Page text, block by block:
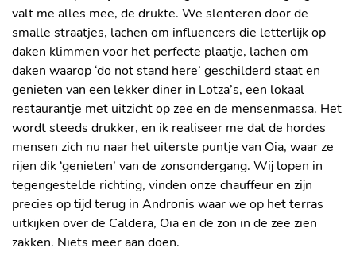
valt me alles mee, de drukte. We slenteren door de
smalle straatjes, lachen om influencers die letterlijk op
daken klimmen voor het perfecte plaatje, lachen om
daken waarop ‘do not stand here’ geschilderd staat en
genieten van een lekker diner in Lotza’s, een lokaal
restaurantje met uitzicht op zee en de mensenmassa. Het
wordt steeds drukker, en ik realiseer me dat de hordes
mensen zich nu naar het uiterste puntje van Oia, waar ze
rijen dik ‘genieten’ van de zonsondergang. Wij lopen in
tegengestelde richting, vinden onze chauffeur en zijn
precies op tijd terug in Andronis waar we op het terras
uitkijken over de Caldera, Oia en de zon in de zee zien
zakken. Niets meer aan doen.
ADEMBENEMENDE UITZICHTEN IN
OIA
UITZICHT VANAF HET KLIFPAD VAN